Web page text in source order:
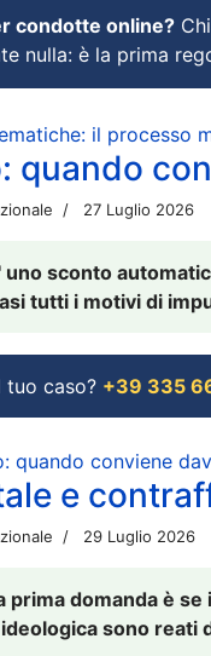
condotte online?
nulla: è la prima
il processo
quando
27 Luglio 2026
sconto
tutti i motivi di
tuo caso? +39 335
quando conviene
e
29 Luglio 2026
prima domanda è
sono reati